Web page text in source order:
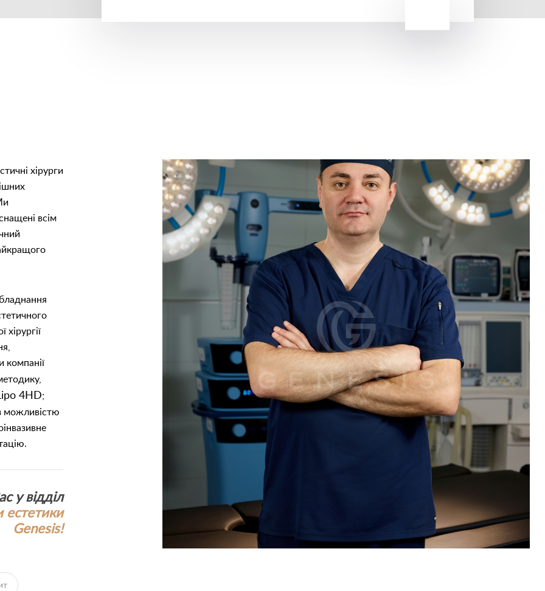
хірурги
всім
хірургії
компанії
4HD;
можливістю
у відділ
естетики
Genesis!